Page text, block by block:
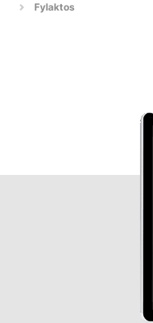
Fylaktos